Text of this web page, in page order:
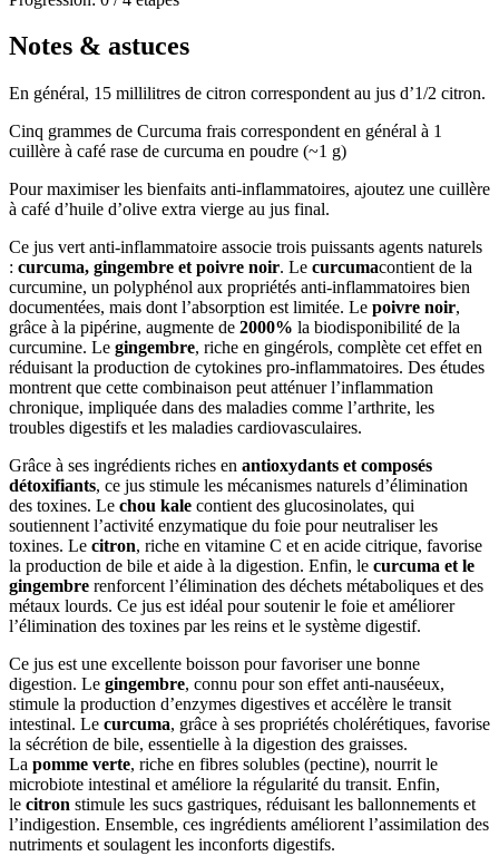
Notes & astuces
En général, 15 millilitres de citron correspondent au jus d’1/2 citron.
Cinq grammes de Curcuma frais correspondent en général à 1
cuillère à café rase de curcuma en poudre (~1 g)
Pour maximiser les bienfaits anti-inflammatoires, ajoutez une cuillère
à café d’huile d’olive extra vierge au jus final.
Ce jus vert anti-inflammatoire associe trois puissants agents naturels
: curcuma, gingembre et poivre noir. Le curcumacontient de la
curcumine, un polyphénol aux propriétés anti-inflammatoires bien
documentées, mais dont l’absorption est limitée. Le poivre noir,
grâce à la pipérine, augmente de 2000% la biodisponibilité de la
curcumine. Le gingembre, riche en gingérols, complète cet effet en
réduisant la production de cytokines pro-inflammatoires. Des études
montrent que cette combinaison peut atténuer l’inflammation
chronique, impliquée dans des maladies comme l’arthrite, les
troubles digestifs et les maladies cardiovasculaires.
Grâce à ses ingrédients riches en antioxydants et composés
détoxifiants, ce jus stimule les mécanismes naturels d’élimination
des toxines. Le chou kale contient des glucosinolates, qui
soutiennent l’activité enzymatique du foie pour neutraliser les
toxines. Le citron, riche en vitamine C et en acide citrique, favorise
la production de bile et aide à la digestion. Enfin, le curcuma et le
gingembre renforcent l’élimination des déchets métaboliques et des
métaux lourds. Ce jus est idéal pour soutenir le foie et améliorer
l’élimination des toxines par les reins et le système digestif.
Ce jus est une excellente boisson pour favoriser une bonne
digestion. Le gingembre, connu pour son effet anti-nauséeux,
stimule la production d’enzymes digestives et accélère le transit
intestinal. Le curcuma, grâce à ses propriétés cholérétiques, favorise
la sécrétion de bile, essentielle à la digestion des graisses.
La pomme verte, riche en fibres solubles (pectine), nourrit le
microbiote intestinal et améliore la régularité du transit. Enfin,
le citron stimule les sucs gastriques, réduisant les ballonnements et
l’indigestion. Ensemble, ces ingrédients améliorent l’assimilation des
nutriments et soulagent les inconforts digestifs.